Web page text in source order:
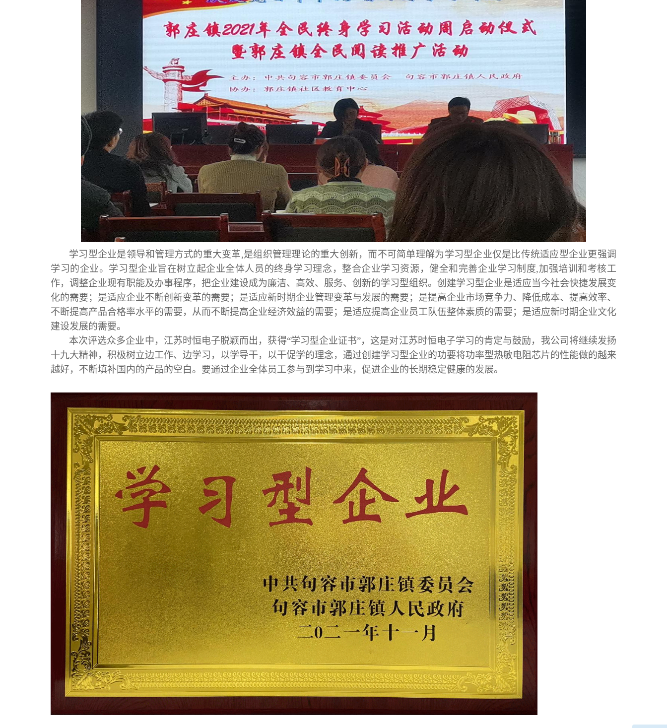
学习型企业是领导和管理方式的重大变革,是组织管理理论的重大创新，而不可简单理解为学习型企业仅是比传统适应型企业更强调
学习的企业。学习型企业旨在树立起企业全体人员的终身学习理念，整合企业学习资源，健全和完善企业学习制度,加强培训和考核工
作，调整企业现有职能及办事程序，把企业建设成为廉洁、高效、服务、创新的学习型组织。创建学习型企业是适应当今社会快捷发展变
化的需要；是适应企业不断创新变革的需要；是适应新时期企业管理变革与发展的需要；是提高企业市场竞争力、降低成本、提高效率、
不断提高产品合格率水平的需要，从而不断提高企业经济效益的需要；是适应提高企业员工队伍整体素质的需要；是适应新时期企业文化
建设发展的需要。
本次评选众多企业中，江苏时恒电子脱颖而出， 获得“学习型企业证书”，这是对江苏时恒电子学习的肯定与鼓励，我公司将继续发扬
十九大精神，积极树立边工作、边学习，以学导干，以干促学的理念，通过创建学习型企业的功要将功率型热敏电阻芯片的性能做的越来
越好， 不断填补国内的产品的空白。要通过企业全体员工参与到学习中来，促进企业的长期稳定健康的发展。